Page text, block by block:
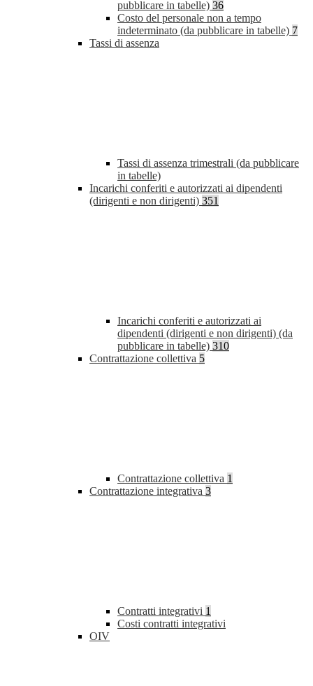
pubblicare in tabelle) 36
Costo del personale non a tempo
indeterminato (da pubblicare in tabelle) 7
Tassi di assenza
Tassi di assenza trimestrali (da pubblicare
in tabelle)
Incarichi conferiti e autorizzati ai dipendenti
(dirigenti e non dirigenti) 351
Incarichi conferiti e autorizzati ai
dipendenti (dirigenti e non dirigenti) (da
pubblicare in tabelle) 310
Contrattazione collettiva 5
Contrattazione collettiva 1
Contrattazione integrativa 3
Contratti integrativi 1
Costi contratti integrativi
OIV